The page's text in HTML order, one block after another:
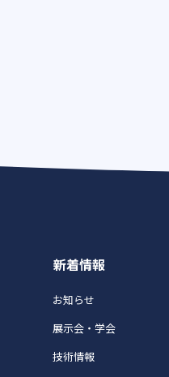
新着情報
お知らせ
展示会・学会
技術情報